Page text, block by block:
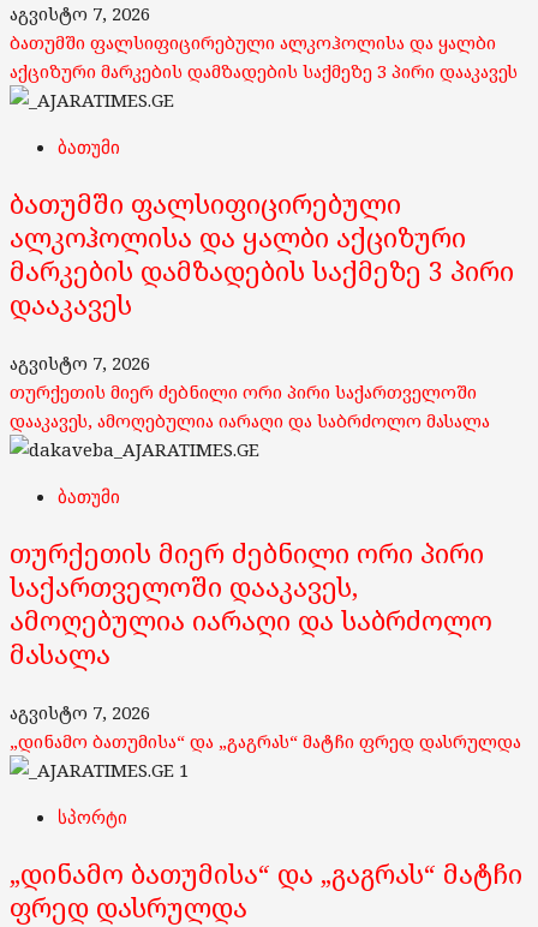
აგვისტო 7, 2026
ბათუმში ფალსიფიცირებული ალკოჰოლისა და ყალბი
აქციზური მარკების დამზადების საქმეზე 3 პირი დააკავეს
ბათუმი
ბათუმში ფალსიფიცირებული
ალკოჰოლისა და ყალბი აქციზური
მარკების დამზადების საქმეზე 3 პირი
დააკავეს
აგვისტო 7, 2026
თურქეთის მიერ ძებნილი ორი პირი საქართველოში
დააკავეს, ამოღებულია იარაღი და საბრძოლო მასალა
ბათუმი
თურქეთის მიერ ძებნილი ორი პირი
საქართველოში დააკავეს,
ამოღებულია იარაღი და საბრძოლო
მასალა
აგვისტო 7, 2026
„დინამო ბათუმისა“ და „გაგრას“ მატჩი ფრედ დასრულდა
1
სპორტი
„დინამო ბათუმისა“ და „გაგრას“ მატჩი
ფრედ დასრულდა